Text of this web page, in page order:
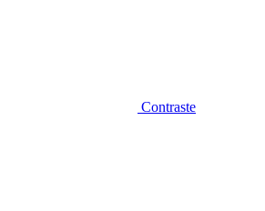
Contraste